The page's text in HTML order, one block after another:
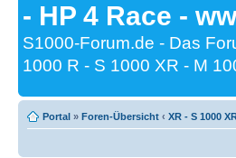
- HP 4 Race -
S1000-Forum.de - Das
1000 R - S 1000 XR - M
Portal » Foren-Übersicht ‹ XR - S 1000